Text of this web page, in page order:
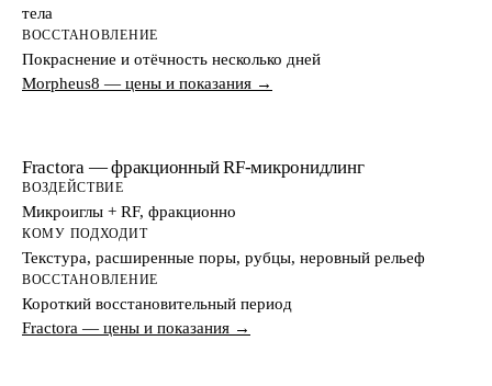
тела
ВОССТАНОВЛЕНИЕ
Покраснение и отёчность несколько дней
Morpheus8 — цены и показания →
Fractora — фракционный RF-микронидлинг
ВОЗДЕЙСТВИЕ
Микроиглы + RF, фракционно
КОМУ ПОДХОДИТ
Текстура, расширенные поры, рубцы, неровный рельеф
ВОССТАНОВЛЕНИЕ
Короткий восстановительный период
Fractora — цены и показания →